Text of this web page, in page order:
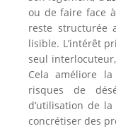
ou de faire face
reste structurée
lisible. L’intérêt
seul
Cela améliore
risques de
d’utilisation de
concrétiser des